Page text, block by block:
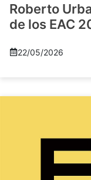
Roberto
de los EAC
22/05/2026